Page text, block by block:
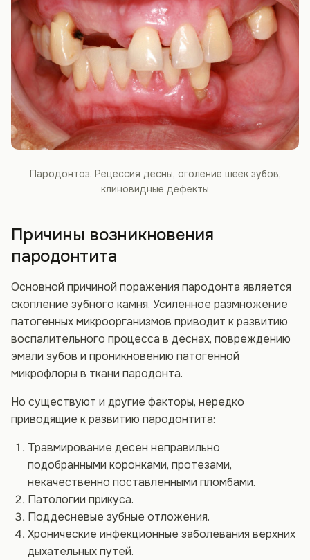
Пародонтоз. Рецессия десны, оголение шеек зубов,
клиновидные дефекты
Причины возникновения
пародонтита
Основной причиной поражения пародонта является
скопление зубного камня. Усиленное размножение
патогенных микроорганизмов приводит к развитию
воспалительного процесса в деснах, повреждению
эмали зубов и проникновению патогенной
микрофлоры в ткани пародонта.
Но существуют и другие факторы, нередко
приводящие к развитию пародонтита:
Травмирование десен неправильно
подобранными коронками, протезами,
некачественно поставленными пломбами.
Патологии прикуса.
Поддесневые зубные отложения.
Хронические инфекционные заболевания верхних
дыхательных путей.